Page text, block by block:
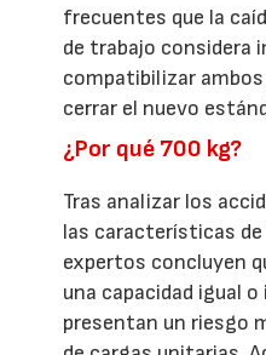
frecuentes que la
de trabajo considera
compatibilizar
cerrar el nuevo
¿Por qué 700 kg?
Tras analizar los
las características
expertos concluyen
una capacidad igual
presentan un riesgo